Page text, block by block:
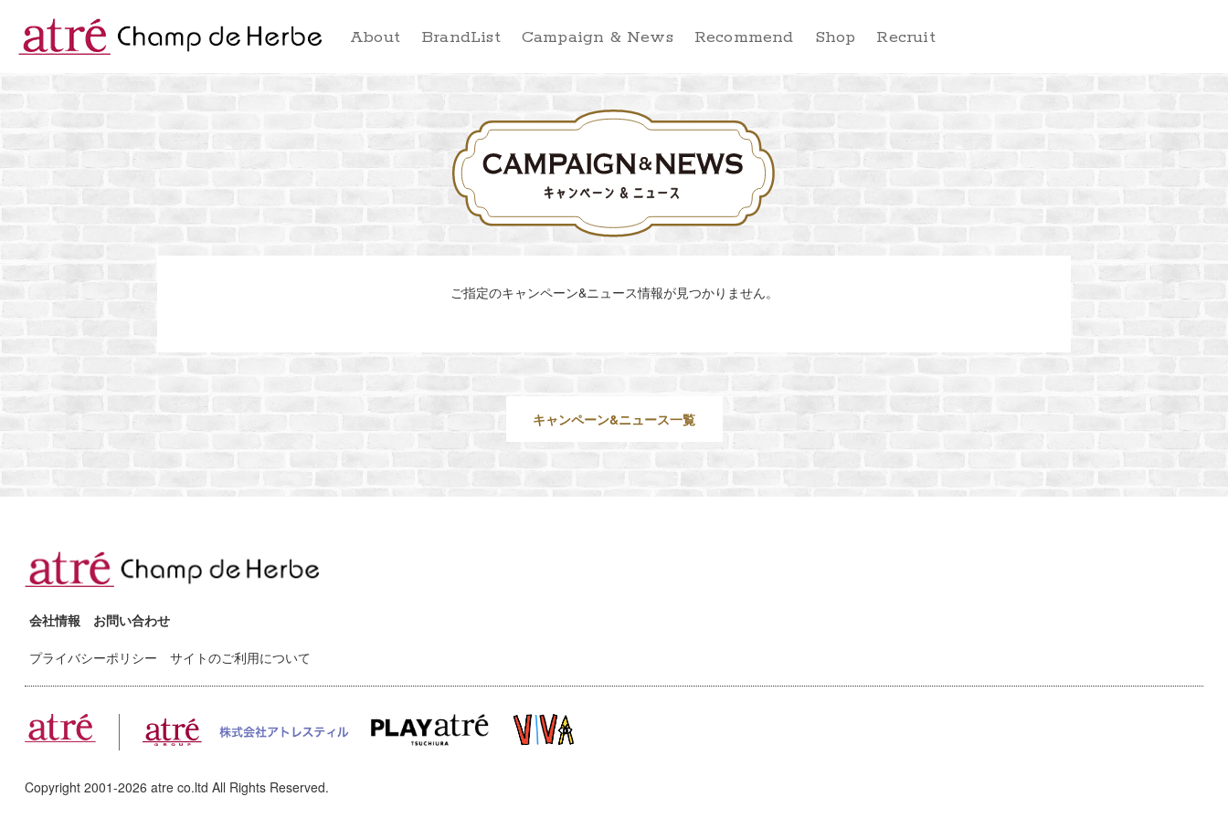
About BrandList Campaign & News Recommend Shop Recruit
ご指定のキャンペーン&ニュース情報が見つかりません。
キャンペーン&ニュース一覧
会社情報 お問い合わせ
プライバシーポリシー サイトのご利用について
Copyright 2001-2026 atre co.ltd All Rights Reserved.